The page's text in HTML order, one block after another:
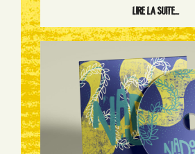
Lire la suite...